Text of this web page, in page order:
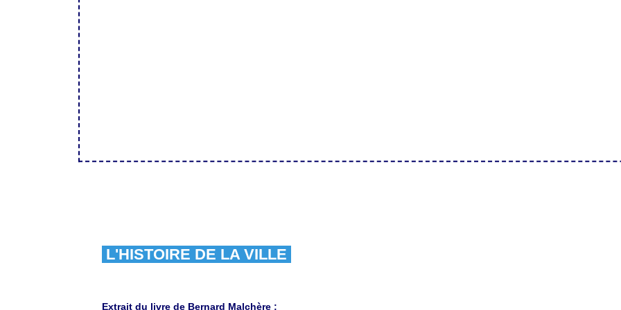
L'HISTOIRE DE LA VILLE
Extrait du livre de Bernard Malchère :